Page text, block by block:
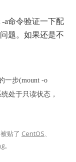
-a命令验证一下配
题。如果还是不
一步(mount -o
处于只读状态，
贴了 CentOS、
。